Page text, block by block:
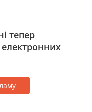
тепер
електронних